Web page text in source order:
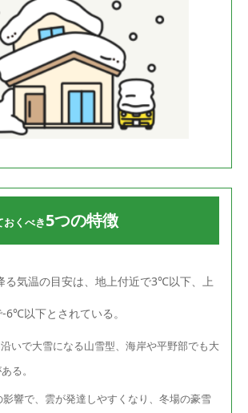
おくべき5つの特徴
る気温の目安は、地上付近で3℃以下、上
6℃以下とされている。
いで大雪になる山雪型、海岸や平野部でも大
る。
響で、雲が発達しやすくなり、冬場の豪雪